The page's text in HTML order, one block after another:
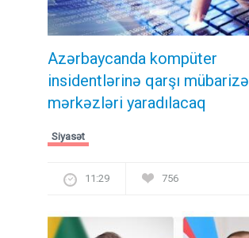
Azərbaycanda kompüter
insidentlərinə qarşı mübarizə
mərkəzləri yaradılacaq
Siyasət
11:29 756